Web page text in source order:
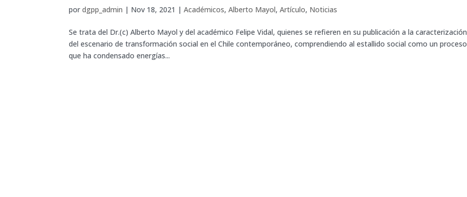
pordgpp_admin | Nov 18, 2021 |Académicos,Alberto Mayol,Artículo, Noticias
Se trata del Dr.(c) Alberto Mayol y del académico Felipe Vidal, quienes se refieren en su publicación a la caracterización
del escenario de transformación social en el Chile contemporáneo, comprendiendo al estallido social como un proceso
que ha condensado energías...